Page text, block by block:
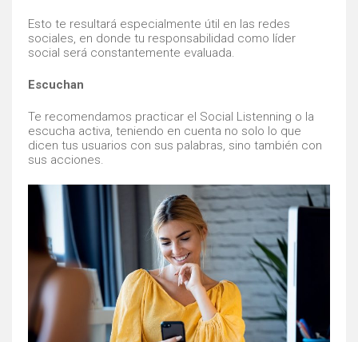
Esto te resultará especialmente útil en las redes
sociales, en donde tu responsabilidad como líder
social será constantemente evaluada.
Escuchan
Te recomendamos practicar el Social Listenning o la
escucha activa, teniendo en cuenta no solo lo que
dicen tus usuarios con sus palabras, sino también con
sus acciones.